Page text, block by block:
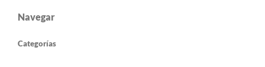
Navegar
Categorías